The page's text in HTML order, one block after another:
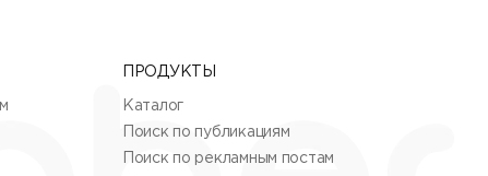
ПРОДУКТЫ
Каталог
Поиск по публикациям
Поиск по рекламным постам